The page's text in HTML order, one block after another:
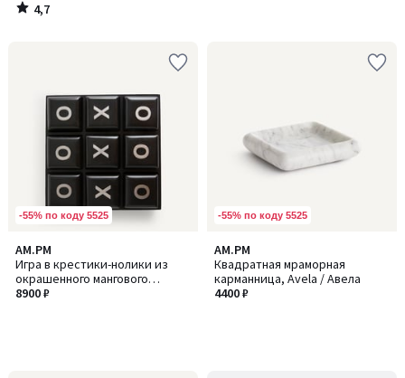
4,7
/
-55% по коду 5525
AM.PM
Игра в крестики-нолики из
окрашенного мангового
дерева, Morpha / Морфа
8900 ₽
-55% по коду 5525
AM.PM
Квадратная мраморная
карманница, Avela / Авела
4400 ₽